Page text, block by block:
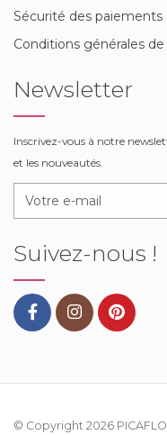
Sécurité des paiements
Conditions générales
Newsletter
Inscrivez-vous à notre
et les nouveautés.
Suivez-nous !
© Copyright 2026